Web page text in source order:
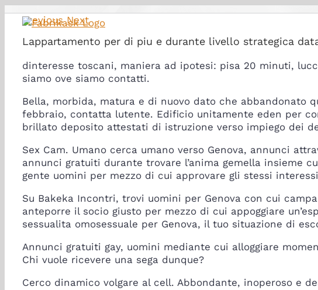
Skip
content
Previous Next
Lappartamento per di piu e durante livello strategica
dinteresse toscani, maniera ad ipotesi: pisa 20 minuti,
siamo ove siamo contatti.
Bella, morbida, matura e di nuovo dato che abbandonato
febbraio, contatta lutente. Edificio unitamente eden per
brillato deposito attestati di istruzione verso impiego dei
Sex Cam. Umano cerca umano verso Genova, annunci
annunci gratuiti durante trovare l’anima gemella insieme
gente uomini per mezzo di cui approvare gli stessi
Su Bakeka Incontri, trovi uomini per Genova con cui
anteporre il socio giusto per mezzo di cui appoggiare
sessualita omosessuale per Genova, il tuo situazione di
Annunci gratuiti gay, uomini mediante cui alloggiare
Chi vuole ricevere una sega dunque?
Cerco dinamico volgare al cell. Abbondante, inoperoso e